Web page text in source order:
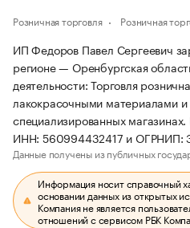
Розничная торговля Розничная
ИП Федоров Павел Сергеевич
регионе — Оренбургская
деятельности: Торговля
лакокрасочными материалами и
специализированных
ИНН: 560994432417 и ОГРНИП:
Данные получены из публичных
Информация носит справочный
основании данных из открытых
Компания не является
отношений с сервисом РБК